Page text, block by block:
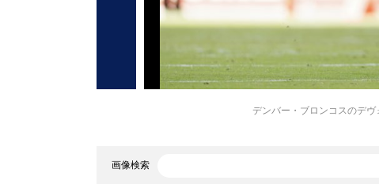
デンバー・ブロンコスのデヴ
画像検索